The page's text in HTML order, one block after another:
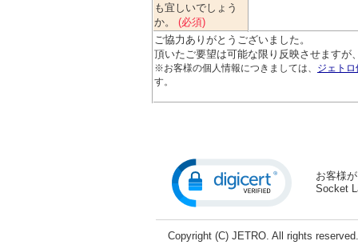
も宜しいでしょう
か。 (必須)
ご協力ありがとうございました。
頂いたご要望は可能な限り反映させます
※お客様の個人情報につきましては、 ジェト
す。
お客様
Socket
Copyright (C) JETRO. All rights reserved.